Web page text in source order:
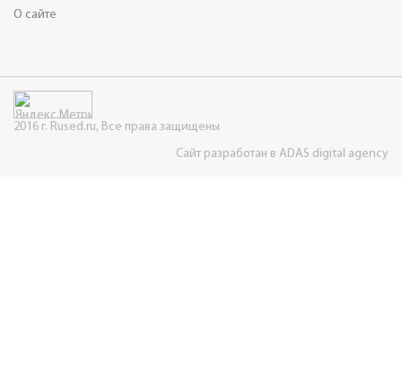
О сайте
2016 г. Rused.ru, Все права защищены
Сайт разработан в ADAS digital agency